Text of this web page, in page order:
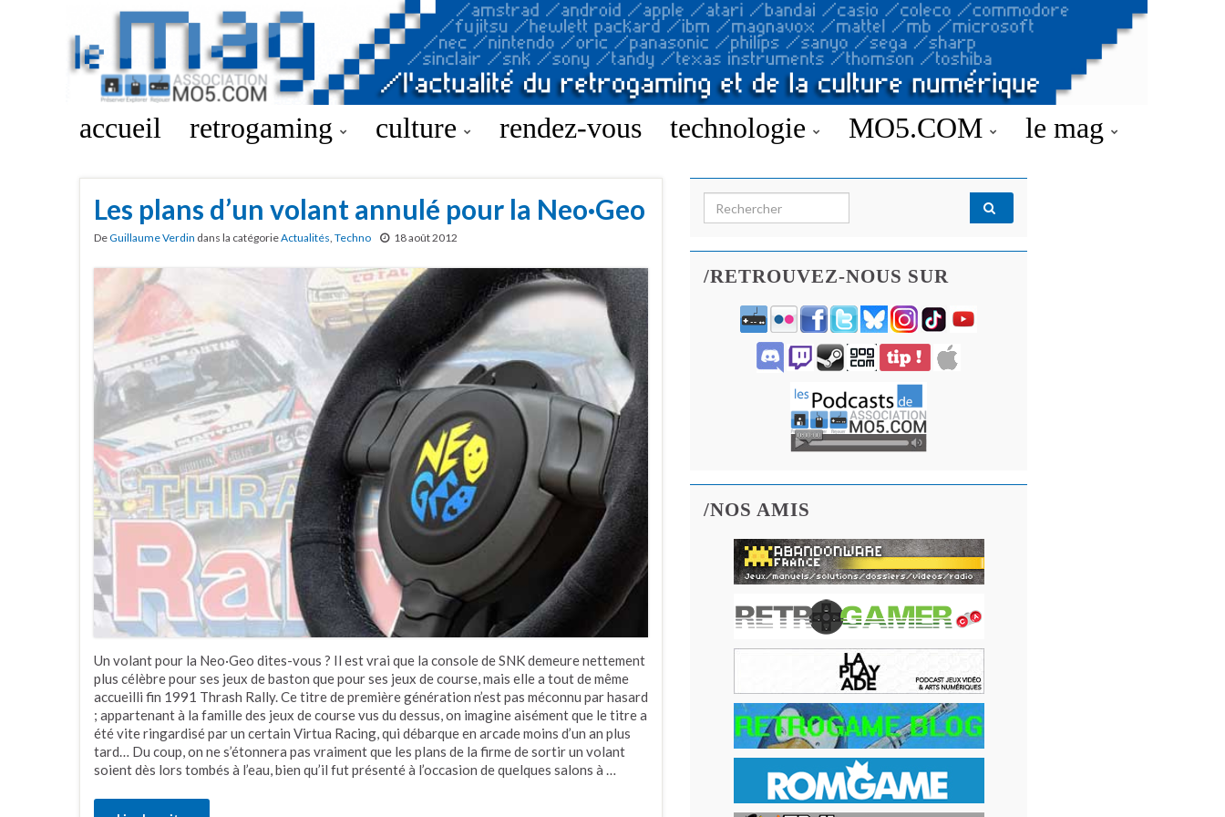
accueil retrogaming culture rendez-vous technologie MO5.COM le mag
Les plans d’un volant annulé pour la Neo·Geo
DeGuillaume Verdin dans la catégorieActualités, Techno 18 août 2012
Un volant pour la Neo·Geo dites-vous ? Il est vrai que la console de SNK demeure nettement
plus célèbre pour ses jeux de baston que pour ses jeux de course, mais elle a tout de même
accueilli fin 1991 Thrash Rally. Ce titre de première génération n’est pas méconnu par hasard
; appartenant à la famille des jeux de course vus du dessus, on imagine aisément que le titre a
été vite ringardisé par un certain Virtua Racing, qui débarque en arcade moins d’un an plus
tard… Du coup, on ne s’étonnera pas vraiment que les plans de la firme de sortir un volant
soient dès lors tombés à l’eau, bien qu’il fut présenté à l’occasion de quelques salons à …
Search for:
/RETROUVEZ-NOUS SUR
/NOS AMIS